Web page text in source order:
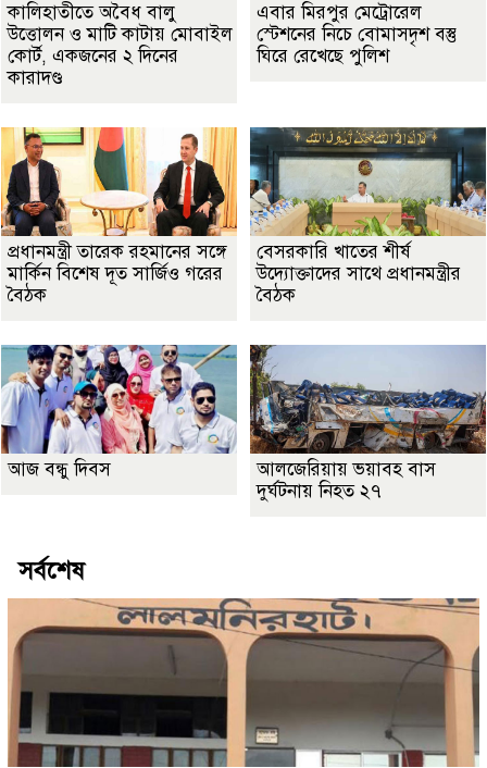
কালিহাতীতে অবৈধ বালু
উত্তোলন ও মাটি কাটায় মোবাইল
কোর্ট, একজনের ২ দিনের
কারাদণ্ড
এবার মিরপুর মেট্রোরেল
স্টেশনের নিচে বোমাসদৃশ বস্তু
ঘিরে রেখেছে পুলিশ
প্রধানমন্ত্রী তারেক রহমানের সঙ্গে
মার্কিন বিশেষ দূত সার্জিও গরের
বৈঠক
বেসরকারি খাতের শীর্ষ
উদ্যোক্তাদের সাথে প্রধানমন্ত্রীর
বৈঠক
আজ বন্ধু দিবস
আলজেরিয়ায় ভয়াবহ বাস
দুর্ঘটনায় নিহত ২৭
সর্বশেষ